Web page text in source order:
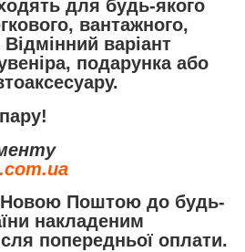
для будь-якого
вантажного,
варіант
подарунка або
Новою Поштою до будь-
накладеним
попередньої оплати.